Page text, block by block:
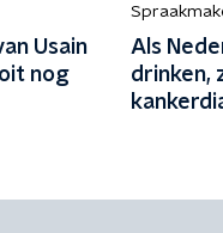
Usain
nog
Als
drinken,